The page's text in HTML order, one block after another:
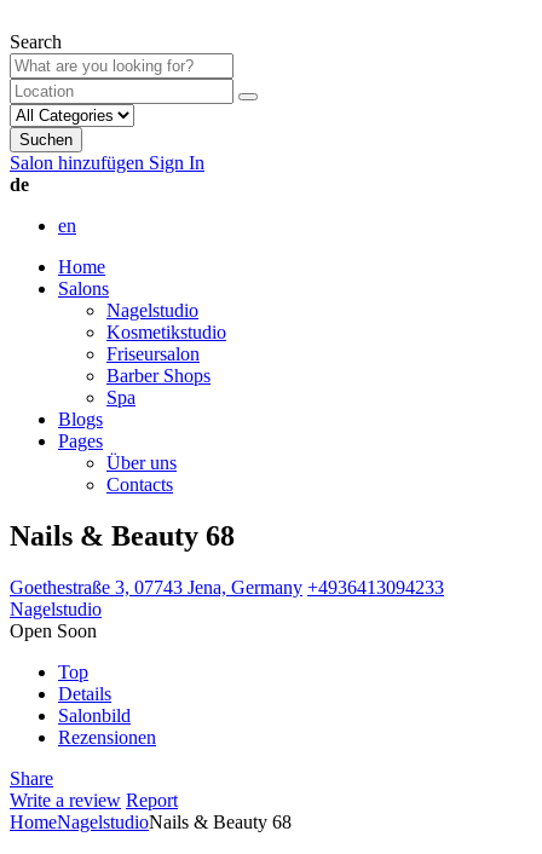
Search
Suchen
Salon hinzufügen Sign In
de
en
Home
Salons
Nagelstudio
Kosmetikstudio
Friseursalon
Barber Shops
Spa
Blogs
Pages
Über uns
Contacts
Nails & Beauty 68
Goethestraße 3, 07743 Jena, Germany +4936413094233
Nagelstudio
Open Soon
Top
Details
Salonbild
Rezensionen
Share
Write a review Report
HomeNagelstudioNails & Beauty 68